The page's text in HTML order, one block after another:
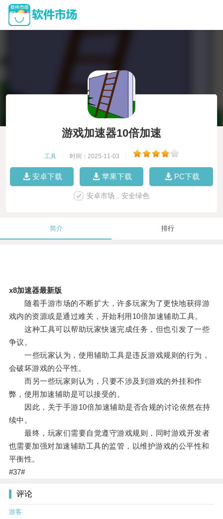
游戏加速器10倍加速
工具 时间：2025-11-03
安卓下载 苹果下载 PC下载
安卓市场，安全绿色
简介 排行
x8加速器最新版
随着手游市场的不断扩大，许多玩家为了更快地获得游
戏内的资源或是通过难关，开始利用10倍加速辅助工具。
这种工具可以帮助玩家快速完成任务，但也引发了一些
争议。
一些玩家认为，使用辅助工具是违反游戏规则的行为，
会破坏游戏的公平性。
而另一些玩家则认为，只要不涉及到游戏的外挂和作
弊，使用加速辅助是可以接受的。
因此，关于手游10倍加速辅助是否合规的讨论依然在持
续中。
最终，玩家们需要自觉遵守游戏规则，同时游戏开发者
也需要加强对加速辅助工具的监管，以维护游戏的公平性和
平衡性。
#37#
评论
游客